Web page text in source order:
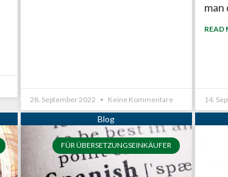
28. September 2022 Keine Kommentare
READ
14.
FÜR ÜBERSETZUNGSEINKÄUFER